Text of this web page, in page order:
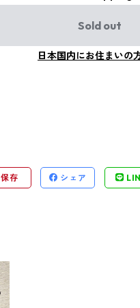
Sold out
日本国内にお住まいの
保存 シェア